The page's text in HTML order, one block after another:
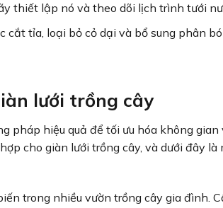
thiết lập nó và theo dõi lịch trình tưới
cắt tỉa, loại bỏ cỏ dại và bổ sung phân
lưới trồng cây
pháp hiệu quả để tối ưu hóa không
cho giàn lưới trồng cây, và dưới đây là
trong nhiều vườn trồng cây gia đình.